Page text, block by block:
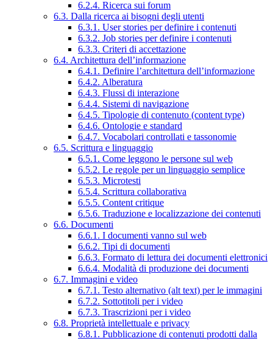
6.2.4. Ricerca sui forum
6.3. Dalla ricerca ai bisogni degli utenti
6.3.1. User stories per definire i contenuti
6.3.2. Job stories per definire i contenuti
6.3.3. Criteri di accettazione
6.4. Architettura dell’informazione
6.4.1. Definire l’architettura dell’informazione
6.4.2. Alberatura
6.4.3. Flussi di interazione
6.4.4. Sistemi di navigazione
6.4.5. Tipologie di contenuto (content type)
6.4.6. Ontologie e standard
6.4.7. Vocabolari controllati e tassonomie
6.5. Scrittura e linguaggio
6.5.1. Come leggono le persone sul web
6.5.2. Le regole per un linguaggio semplice
6.5.3. Microtesti
6.5.4. Scrittura collaborativa
6.5.5. Content critique
6.5.6. Traduzione e localizzazione dei contenuti
6.6. Documenti
6.6.1. I documenti vanno sul web
6.6.2. Tipi di documenti
6.6.3. Formato di lettura dei documenti elettronici
6.6.4. Modalità di produzione dei documenti
6.7. Immagini e video
6.7.1. Testo alternativo (alt text) per le immagini
6.7.2. Sottotitoli per i video
6.7.3. Trascrizioni per i video
6.8. Proprietà intellettuale e privacy
6.8.1. Pubblicazione di contenuti prodotti dalla